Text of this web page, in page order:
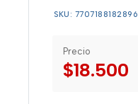
SKU: 7707188182896
Precio
$18.500